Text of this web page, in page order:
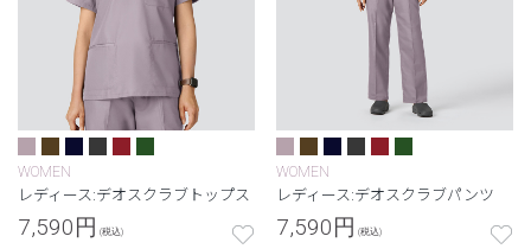
WOMEN
レディース:デオスクラブトップス
7,590円 (税込)
WOMEN
レディース:デオスクラブパンツ
7,590円 (税込)